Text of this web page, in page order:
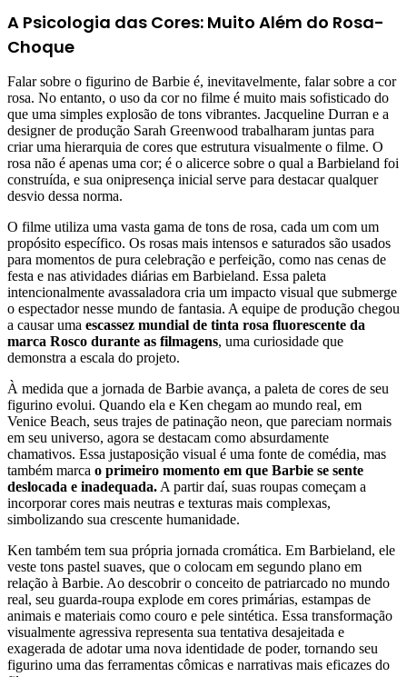
A Psicologia das Cores: Muito Além do Rosa-
Choque
Falar sobre o figurino de Barbie é, inevitavelmente, falar sobre a cor
rosa. No entanto, o uso da cor no filme é muito mais sofisticado do
que uma simples explosão de tons vibrantes. Jacqueline Durran e a
designer de produção Sarah Greenwood trabalharam juntas para
criar uma hierarquia de cores que estrutura visualmente o filme. O
rosa não é apenas uma cor; é o alicerce sobre o qual a Barbieland foi
construída, e sua onipresença inicial serve para destacar qualquer
desvio dessa norma.
O filme utiliza uma vasta gama de tons de rosa, cada um com um
propósito específico. Os rosas mais intensos e saturados são usados
para momentos de pura celebração e perfeição, como nas cenas de
festa e nas atividades diárias em Barbieland. Essa paleta
intencionalmente avassaladora cria um impacto visual que submerge
o espectador nesse mundo de fantasia. A equipe de produção chegou
a causar uma escassez mundial de tinta rosa fluorescente da
marca Rosco durante as filmagens, uma curiosidade que
demonstra a escala do projeto.
À medida que a jornada de Barbie avança, a paleta de cores de seu
figurino evolui. Quando ela e Ken chegam ao mundo real, em
Venice Beach, seus trajes de patinação neon, que pareciam normais
em seu universo, agora se destacam como absurdamente
chamativos. Essa justaposição visual é uma fonte de comédia, mas
também marca o primeiro momento em que Barbie se sente
deslocada e inadequada. A partir daí, suas roupas começam a
incorporar cores mais neutras e texturas mais complexas,
simbolizando sua crescente humanidade.
Ken também tem sua própria jornada cromática. Em Barbieland, ele
veste tons pastel suaves, que o colocam em segundo plano em
relação à Barbie. Ao descobrir o conceito de patriarcado no mundo
real, seu guarda-roupa explode em cores primárias, estampas de
animais e materiais como couro e pele sintética. Essa transformação
visualmente agressiva representa sua tentativa desajeitada e
exagerada de adotar uma nova identidade de poder, tornando seu
figurino uma das ferramentas cômicas e narrativas mais eficazes do